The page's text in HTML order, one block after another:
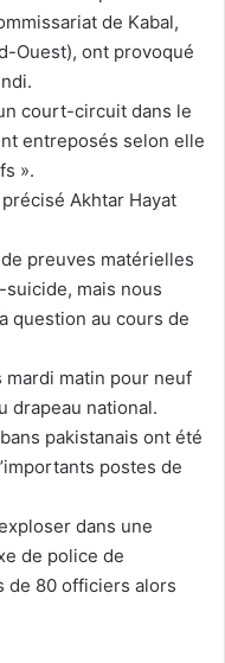
de Kabal,
Ouest), ont provoqué
court-circuit dans le
entreposés selon elle
».
Akhtar Hayat
preuves matérielles
mais nous
question au cours de
matin pour neuf
drapeau national.
pakistanais ont été
postes de
dans une
de police de
de 80 officiers alors